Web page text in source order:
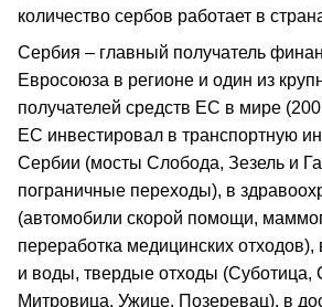
количество сербов работает в
Сербия – главный получатель
Евросоюза в регионе и один из
получателей средств ЕС в мире
ЕС инвестировал в транспортную
Сербии (мосты Слобода, Зезель и
пограничные переходы), в
(автомобили скорой помощи,
переработка медицинских отходов),
и воды, твердые отходы (Суботица,
Митровица, Ужице, Позеревац), в